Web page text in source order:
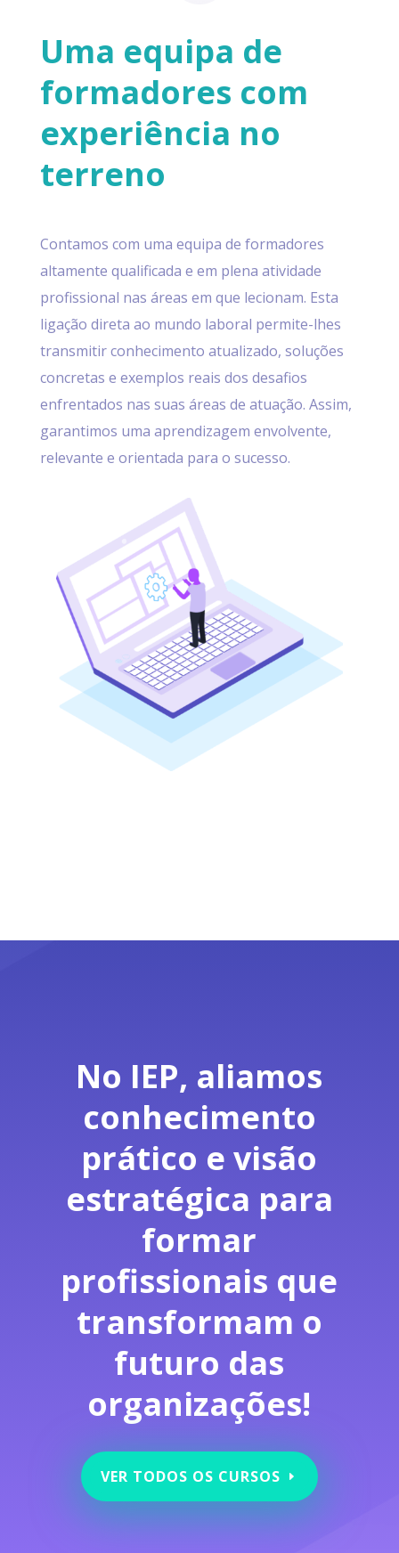
Uma equipa de
formadores com
experiência no
terreno
Contamos com uma equipa de formadores
altamente qualificada e em plena atividade
profissional nas áreas em que lecionam. Esta
ligação direta ao mundo laboral permite-lhes
transmitir conhecimento atualizado, soluções
concretas e exemplos reais dos desafios
enfrentados nas suas áreas de atuação. Assim,
garantimos uma aprendizagem envolvente,
relevante e orientada para o sucesso.
No IEP, aliamos
conhecimento
prático e visão
estratégica para
formar
profissionais que
transformam o
futuro das
organizações!
VER TODOS OS CURSOS